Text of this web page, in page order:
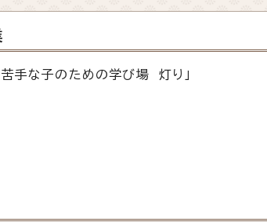
手な子のための学び場 灯り」